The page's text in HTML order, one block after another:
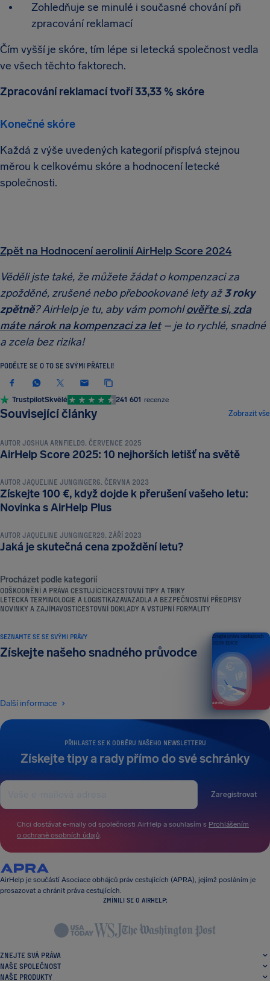
Zohledňuje se minulé i současné chování při
zpracování reklamací
Čím vyšší je skóre, tím lépe si letecká společnost vedla
ve všech těchto faktorech.
Zpracování reklamací tvoří 33,33 % skóre
Konečné skóre
Každá z výše uvedených kategorií přispívá stejnou
měrou k celkovému skóre a hodnocení letecké
společnosti.
Zpět na Hodnocení aerolinií AirHelp Score 2024
Věděli jste také, že můžete žádat o kompenzaci za
zpožděné, zrušené nebo přebookované lety až3 roky
zpětně? AirHelp je tu, aby vám pomohlověřte si, zda
máte nárok na kompenzaci za let– je to rychlé, snadné
a zcela bez rizika!
PODĚLTE SE O TO SE SVÝMI PŘÁTELI!
TrustpilotSkvělé 241 601 recenze
Související články Zobrazit vše
NOVINKY A ZAJÍMAVOSTI
AUTOR JOSHUA ARNFIELD9. ČERVENCE 2025
AirHelp Score 2025: 10 nejhorších letišť na světě
AUTOR JAQUELINE JUNGINGER6. ČERVNA 2023
Získejte 100 €, když dojde k přerušení vašeho letu:
Novinka s AirHelp Plus
NOVINKY A ZAJÍMAVOSTI
AUTOR JAQUELINE JUNGINGER29. ZÁŘÍ 2023
Jaká je skutečná cena zpoždění letu?
Procházet podle kategorií
ODŠKODNĚNÍ A PRÁVA CESTUJÍCÍCHCESTOVNÍ TIPY A TRIKY
LETECKÁ TERMINOLOGIE A LOGISTIKAZAVAZADLA A BEZPEČNOSTNÍ PŘEDPISY
NOVINKY A ZAJÍMAVOSTICESTOVNÍ DOKLADY A VSTUPNÍ FORMALITY
PŘIHLASTE SE K ODBĚRU NAŠEHO NEWSLETTERU
Získejte tipy a rady přímo do své schránky
Zaregistrovat
Chci dostávat e-maily od společnosti AirHelp a souhlasím s Prohlášením
o ochraně osobních údajů.
SEZNAMTE SE SE SVÝMI PRÁVY
Získejte našeho snadného průvodce
Další informace
Znejte práva cestujících
2026 EDICE
AirHelp je součástí Asociace obhájců práv cestujících (APRA), jejímž posláním je
prosazovat a chránit práva cestujících.
ZMÍNILI SE O AIRHELP:
ZNEJTE SVÁ PRÁVA
NAŠE SPOLEČNOST
NAŠE PRODUKTY